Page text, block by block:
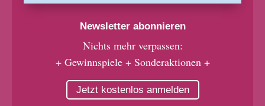
Newsletter abonnieren
Nichts mehr verpassen:
+ Gewinnspiele + Sonderaktionen +
Jetzt kostenlos anmelden